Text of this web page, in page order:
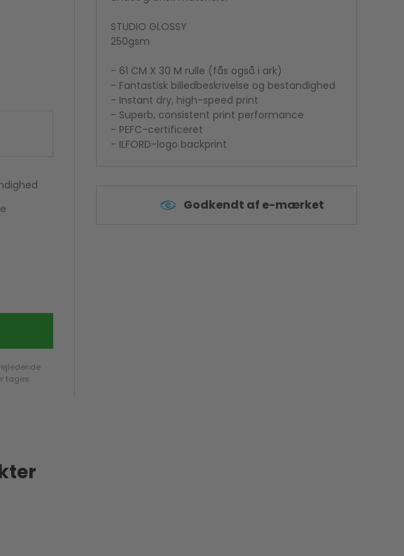
Kamerastativ
Mikrofon
Kamera flash
tages
STUDIO GLOSSY
250gsm
- 61 CM X 30 M rulle (fås også i ark)
- Fantastisk billedbeskrivelse og bestandighed
- Instant dry, high-speed print
- Superb, consistent print performance
- PEFC-certificeret
- ILFORD-logo backprint
Godkendt af e-mærket